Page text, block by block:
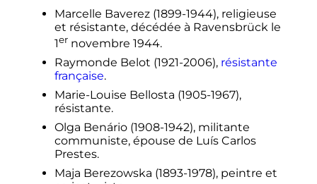
Marcelle Baverez (1899-1944), religieuse
et résistante, décédée à Ravensbrück le
1er novembre 1944.
Raymonde Belot (1921-2006), résistante
française.
Marie-Louise Bellosta (1905-1967),
résistante.
Olga Benário (1908-1942), militante
communiste, épouse de Luís Carlos
Prestes.
Maja Berezowska (1893-1978), peintre et